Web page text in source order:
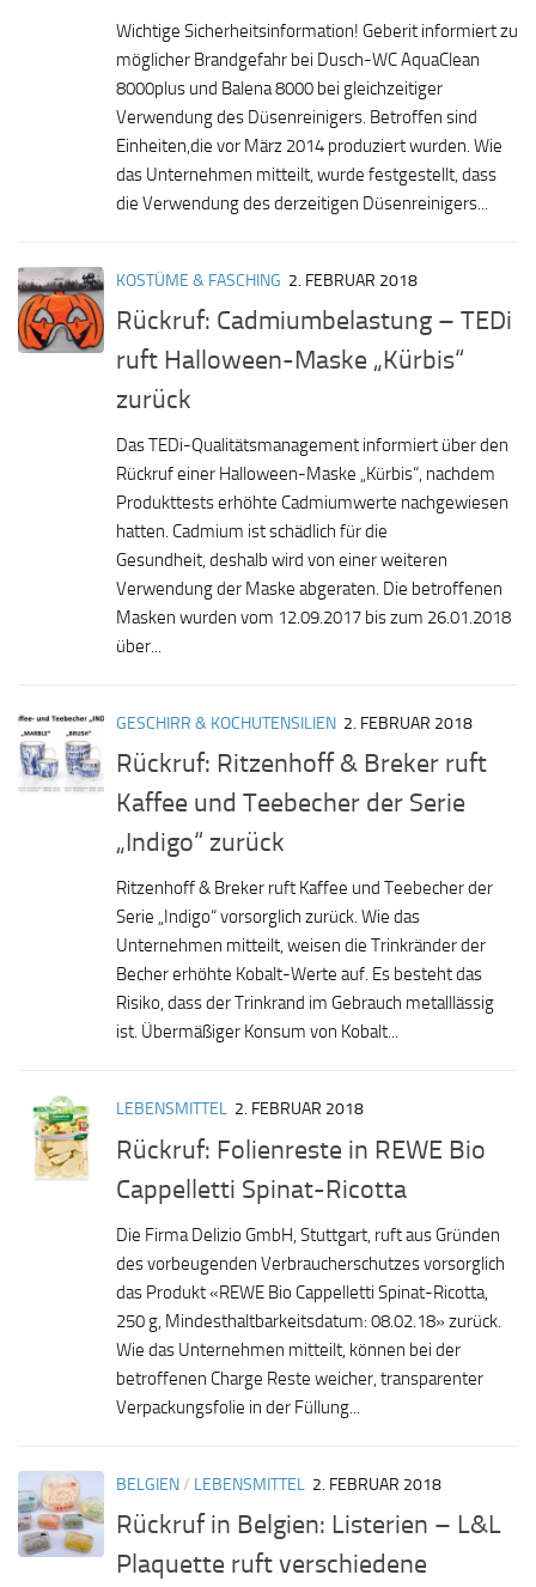
Wichtige Sicherheitsinformation! Geberit informiert zu
möglicher Brandgefahr bei Dusch-WC AquaClean
8000plus und Balena 8000 bei gleichzeitiger
Verwendung des Düsenreinigers. Betroffen sind
Einheiten,die vor März 2014 produziert wurden. Wie
das Unternehmen mitteilt, wurde festgestellt, dass
die Verwendung des derzeitigen Düsenreinigers...
KOSTÜME & FASCHING 2. FEBRUAR 2018
Rückruf: Cadmiumbelastung – TEDi
ruft Halloween-Maske „Kürbis“
zurück
Das TEDi-Qualitätsmanagement informiert über den
Rückruf einer Halloween-Maske „Kürbis“, nachdem
Produkttests erhöhte Cadmiumwerte nachgewiesen
hatten. Cadmium ist schädlich für die
Gesundheit, deshalb wird von einer weiteren
Verwendung der Maske abgeraten. Die betroffenen
Masken wurden vom 12.09.2017 bis zum 26.01.2018
über...
GESCHIRR & KOCHUTENSILIEN 2. FEBRUAR 2018
Rückruf: Ritzenhoff & Breker ruft
Kaffee und Teebecher der Serie
„Indigo“ zurück
Ritzenhoff & Breker ruft Kaffee und Teebecher der
Serie „Indigo“ vorsorglich zurück. Wie das
Unternehmen mitteilt, weisen die Trinkränder der
Becher erhöhte Kobalt-Werte auf. Es besteht das
Risiko, dass der Trinkrand im Gebrauch metalllässig
ist. Übermäßiger Konsum von Kobalt...
LEBENSMITTEL 2. FEBRUAR 2018
Rückruf: Folienreste in REWE Bio
Cappelletti Spinat-Ricotta
Die Firma Delizio GmbH, Stuttgart, ruft aus Gründen
des vorbeugenden Verbraucherschutzes vorsorglich
das Produkt «REWE Bio Cappelletti Spinat-Ricotta,
250 g, Mindesthaltbarkeitsdatum: 08.02.18» zurück.
Wie das Unternehmen mitteilt, können bei der
betroffenen Charge Reste weicher, transparenter
Verpackungsfolie in der Füllung...
BELGIEN/ LEBENSMITTEL 2. FEBRUAR 2018
Rückruf in Belgien: Listerien – L&L
Plaquette ruft verschiedene